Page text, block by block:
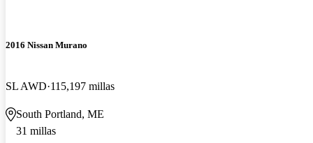
2016 Nissan Murano
SL AWD 115,197 millas
South Portland, ME
31 millas